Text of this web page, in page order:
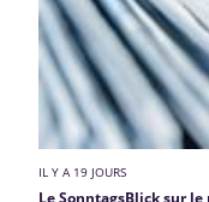
IL Y A 19 JOURS
Le SonntagsBlick sur